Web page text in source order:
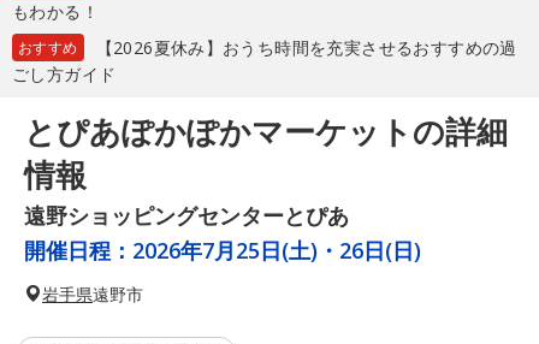
もわかる！
おすすめ
【2026夏休み】おうち時間を充実させるおすすめの過
ごし方ガイド
とぴあぽかぽかマーケットの詳細
情報
遠野ショッピングセンターとぴあ
開催日程： 2026年7月25日(土)・26日(日)
岩手県遠野市